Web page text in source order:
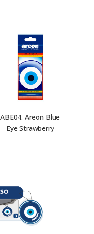
ABE04. Areon Blue
Eye Strawberry